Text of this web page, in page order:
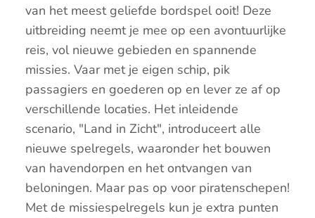
van het meest geliefde bordspel ooit! Deze
uitbreiding neemt je mee op een avontuurlijke
reis, vol nieuwe gebieden en spannende
missies. Vaar met je eigen schip, pik
passagiers en goederen op en lever ze af op
verschillende locaties. Het inleidende
scenario, "Land in Zicht", introduceert alle
nieuwe spelregels, waaronder het bouwen
van havendorpen en het ontvangen van
beloningen. Maar pas op voor piratenschepen!
Met de missiespelregels kun je extra punten